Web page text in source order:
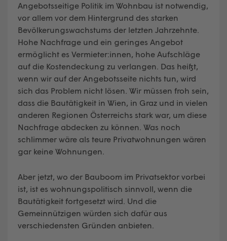
Angebotsseitige Politik im Wohnbau ist notwendig,
vor allem vor dem Hintergrund des starken
Bevölkerungswachstums der letzten Jahrzehnte.
Hohe Nachfrage und ein geringes Angebot
ermöglicht es Vermieter:innen, hohe Aufschläge
auf die Kostendeckung zu verlangen. Das heißt,
wenn wir auf der Angebotsseite nichts tun, wird
sich das Problem nicht lösen. Wir müssen froh sein,
dass die Bautätigkeit in Wien, in Graz und in vielen
anderen Regionen Österreichs stark war, um diese
Nachfrage abdecken zu können. Was noch
schlimmer wäre als teure Privatwohnungen wären
gar keine Wohnungen.
Aber jetzt, wo der Bauboom im Privatsektor vorbei
ist, ist es wohnungspolitisch sinnvoll, wenn die
Bautätigkeit fortgesetzt wird. Und die
Gemeinnützigen würden sich dafür aus
verschiedensten Gründen anbieten.